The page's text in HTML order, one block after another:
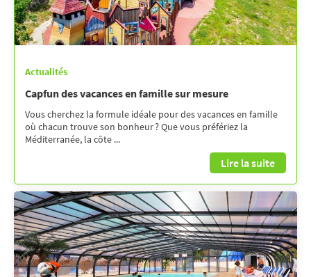
Actualités
Capfun des vacances en famille sur mesure
Vous cherchez la formule idéale pour des vacances en famille
où chacun trouve son bonheur ? Que vous préfériez la
Méditerranée, la côte ...
Lire la suite